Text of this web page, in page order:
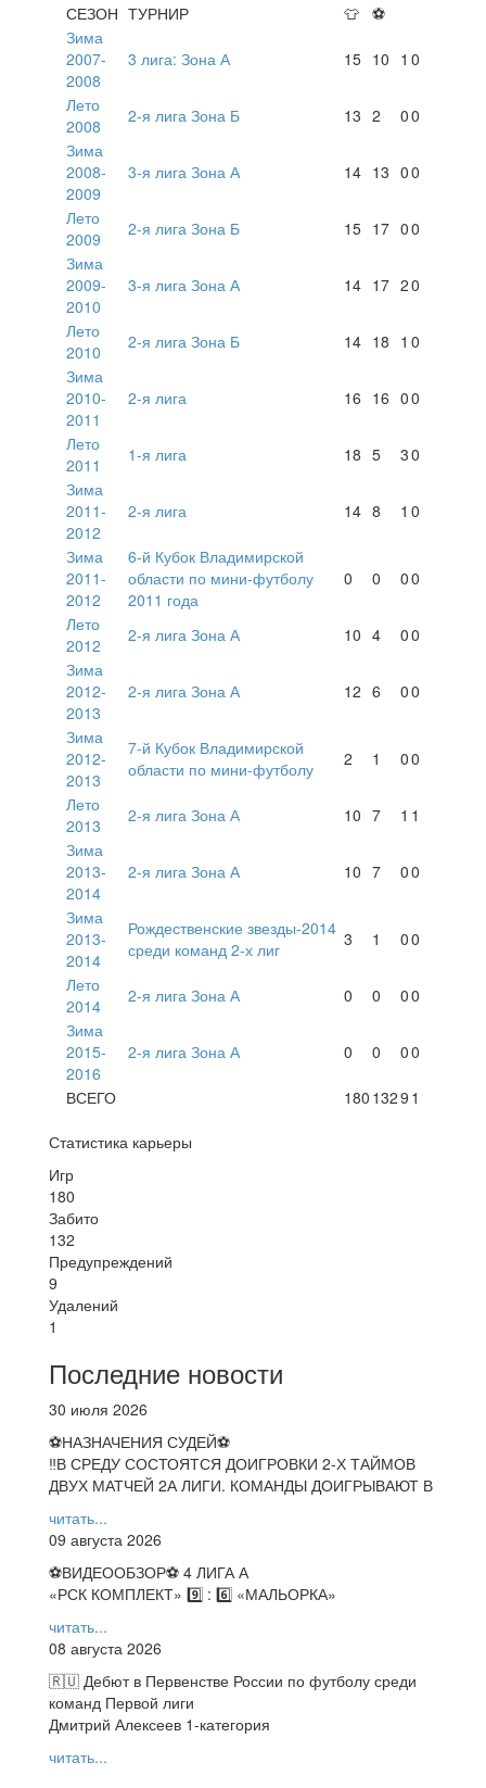
СЕЗОН ТУРНИР 👕 ⚽
Зима
2007-
2008
3 лига: Зона А 15 10 1 0
Лето
2008
2-я лига Зона Б 13 2 00
Зима
2008-
2009
3-я лига Зона А 14 13 00
Лето
2009
2-я лига Зона Б 15 17 00
Зима
2009-
2010
3-я лига Зона А 14 17 20
Лето
2010
2-я лига Зона Б 14 18 1 0
Зима
2010-
2011
2-я лига 16 16 00
Лето
2011
1-я лига 18 5 30
Зима
2011-
2012
2-я лига 14 8 1 0
Зима
2011-
2012
6-й Кубок Владимирской
области по мини-футболу
2011 года
0 0 00
Лето
2012
2-я лига Зона А 10 4 00
Зима
2012-
2013
2-я лига Зона А 12 6 00
Зима
2012-
2013
7-й Кубок Владимирской
области по мини-футболу
2 1 00
Лето
2013
2-я лига Зона А 10 7 1 1
Зима
2013-
2014
2-я лига Зона А 10 7 00
Зима
2013-
2014
Рождественские звезды-2014
среди команд 2-х лиг
3 1 00
Лето
2014
2-я лига Зона А 0 0 00
Зима
2015-
2016
2-я лига Зона А 0 0 00
ВСЕГО 180 1329 1
Статистика карьеры
Игр
180
Забито
132
Предупреждений
9
Удалений
1
Последние новости
30 июля 2026
⚽НАЗНАЧЕНИЯ СУДЕЙ⚽
‼В СРЕДУ СОСТОЯТСЯ ДОИГРОВКИ 2-Х ТАЙМОВ
ДВУХ МАТЧЕЙ 2А ЛИГИ. КОМАНДЫ ДОИГРЫВАЮТ В
читать...
09 августа 2026
⚽️ВИДЕООБЗОР⚽️ 4 ЛИГА А
«РСК КОМПЛЕКТ» 9️⃣ : 6️⃣ «МАЛЬОРКА»
читать...
08 августа 2026
🇷🇺 Дебют в Первенстве России по футболу среди
команд Первой лиги
Дмитрий Алексеев 1-категория
читать...